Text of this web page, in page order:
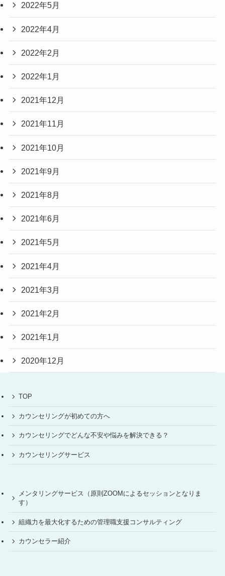
2022年5月
2022年4月
2022年2月
2022年1月
2021年12月
2021年11月
2021年10月
2021年9月
2021年8月
2021年6月
2021年5月
2021年4月
2021年3月
2021年2月
2021年1月
2020年12月
TOP
カウンセリングが初めての方へ
カウンセリングでどんな不安や悩みを解決できる？
カウンセリングサービス
メンタリングサービス（原則ZOOMによるセッションとなりま
す）
組織力を最大化するための管理職支援コンサルティング
カウンセラー紹介